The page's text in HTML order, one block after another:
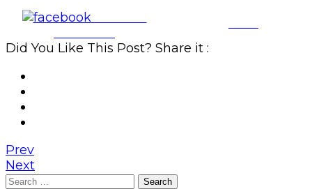
Share on
Did You Like This Post? Share it :
Prev
Next
Search